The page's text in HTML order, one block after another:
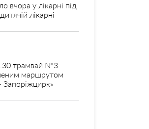
вчора у лікарні під
лікарні
трамвай №3
маршрутом